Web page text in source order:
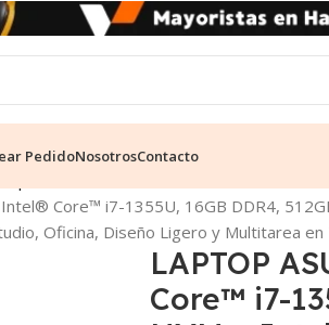
PedidoNosotrosContacto
Core™ i7-1355U, 16GB DDR4,
Oficina, Diseño Ligero y Multitarea en
LAPTOP
Core™ i7-